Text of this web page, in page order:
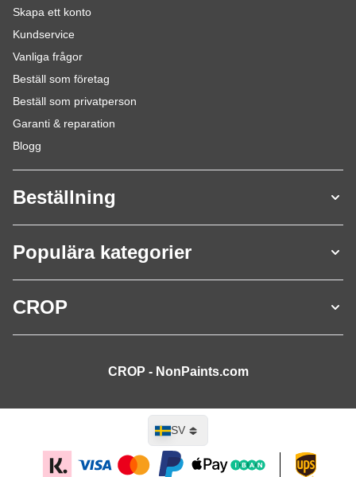
Skapa ett konto
Kundservice
Vanliga frågor
Beställ som företag
Beställ som privatperson
Garanti & reparation
Blogg
Beställning
Populära kategorier
CROP
CROP - NonPaints.com
SV